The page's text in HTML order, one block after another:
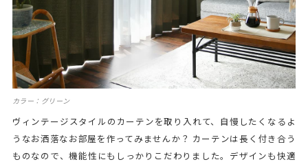
カラー：グリーン
ヴィンテージスタイルのカーテンを取り入れて、自慢したくなるよ
うなお洒落なお部屋を作ってみませんか？ カーテンは長く付き合う
ものなので、機能性にもしっかりこだわりました。デザインも快適